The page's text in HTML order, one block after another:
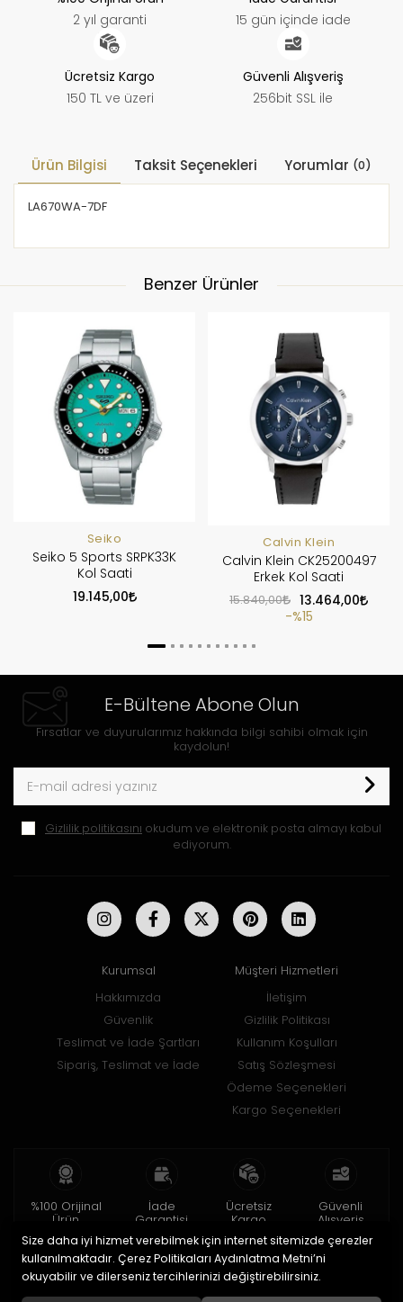
2 yıl garanti
15 gün içinde iade
Ücretsiz Kargo
150 TL ve üzeri
Güvenli Alışveriş
256bit SSL ile
Ürün Bilgisi Taksit Seçenekleri Yorumlar (0)
LA670WA-7DF
Benzer Ürünler
Seiko
Seiko 5 Sports SRPK33K
Kol Saati
19.145,00
Calvin Klein
Calvin Klein CK25200497
Erkek Kol Saati
15.840,00
13.464,00
%15
E-Bültene Abone Olun
Fırsatlar ve duyurularımız hakkında bilgi sahibi olmak için
kaydolun!
Gizlilik politikasını okudum ve elektronik posta almayı kabul
ediyorum.
Kurumsal
Hakkımızda
Güvenlik
Teslimat ve İade Şartları
Sipariş, Teslimat ve İade
Müşteri Hizmetleri
İletişim
Gizlilik Politikası
Kullanım Koşulları
Satış Sözleşmesi
Ödeme Seçenekleri
Kargo Seçenekleri
%100 Orijinal
Ürün
2 yıl garanti
İade
Garantisi
15 gün içinde
iade
Ücretsiz
Kargo
150 TL ve üzeri
Güvenli
Alışveriş
256bit SSL ile
Size daha iyi hizmet verebilmek için internet sitemizde çerezler
kullanılmaktadır. Çerez Politikaları Aydınlatma Metni’ni
okuyabilir ve dilerseniz tercihlerinizi değiştirebilirsiniz.